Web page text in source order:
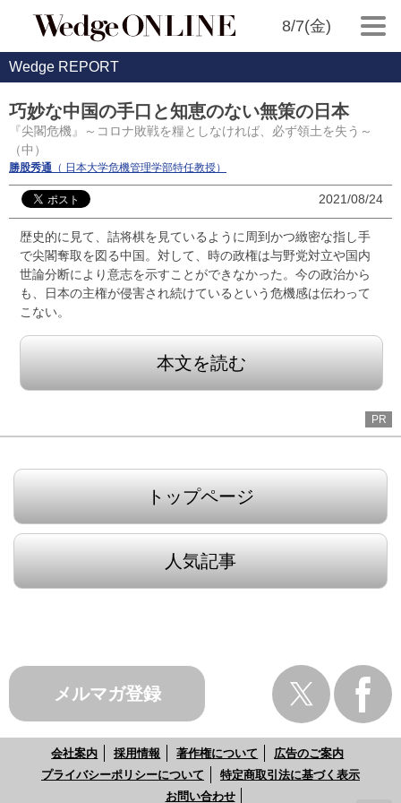
8/7(金)
Wedge REPORT
巧妙な中国の手口と知恵のない無策の日本
『尖閣危機』～コロナ敗戦を糧としなければ、必ず領土を失う～
（中）
勝股秀通 （ 日本大学危機管理学部特任教授）
2021/08/24
歴史的に見て、詰将棋を見ているように周到かつ緻密な指し手
で尖閣奪取を図る中国。対して、時の政権は与野党対立や国内
世論分断により意志を示すことができなかった。今の政治から
も、日本の主権が侵害され続けているという危機感は伝わって
こない。
本文を読む
PR
トップページ
人気記事
メルマガ登録
会社案内 採用情報 著作権について
広告のご案内
プライバシーポリシーについて
特定商取引法に基づく表示
お問い合わせ